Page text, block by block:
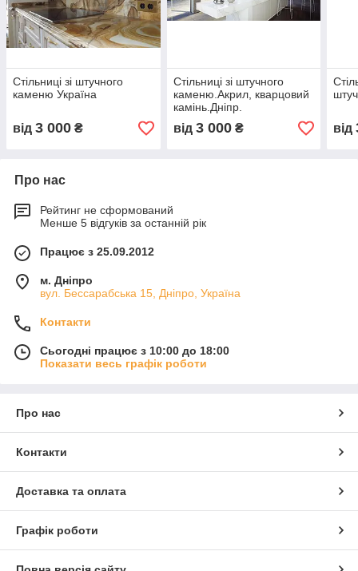
Стільниці зі штучного
каменю Україна
від 3 000 ₴
Стільниці зі штучного
каменю.Акрил, кварцовий
камінь.Дніпр.
від 3 000₴ від
Про нас
Рейтинг не сформований
Менше 5 відгуків за останній рік
Працює з 25.09.2012
м. Дніпро
вул. Бессарабська 15, Дніпро, Україна
Контакти
Сьогодні працює з 10:00 до 18:00
Показати весь графік роботи
Про нас
Контакти
Доставка та оплата
Графік роботи